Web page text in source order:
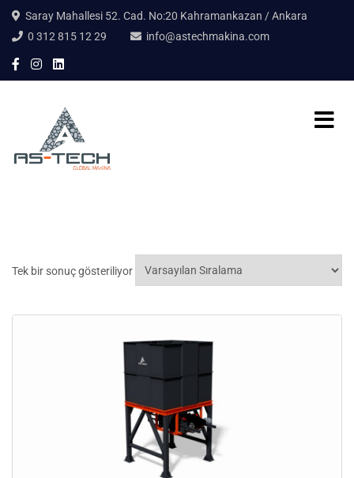
Saray Mahallesi 52. Cad. No:20 Kahramankazan / Ankara
0 312 815 12 29
info@astechmakina.com
Tek bir sonuç gösteriliyor